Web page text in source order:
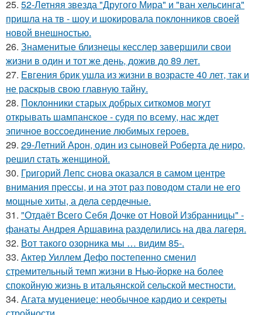
25. 52-Летняя звезда "Другого Мира" и "ван хельсинга"
пришла на тв - шоу и шокировала поклонников своей
новой внешностью.
26. Знаменитые близнецы кесслер завершили свои
жизни в один и тот же день, дожив до 89 лет.
27. Евгения брик ушла из жизни в возрасте 40 лет, так и
не раскрыв свою главную тайну.
28. Поклонники старых добрых ситкомов могут
открывать шампанское - судя по всему, нас ждет
эпичное воссоединение любимых героев.
29. 29-Летний Арон, один из сыновей Роберта де ниро,
решил стать женщиной.
30. Григорий Лепс снова оказался в самом центре
внимания прессы, и на этот раз поводом стали не его
мощные хиты, а дела сердечные.
31. "Отдаёт Всего Себя Дочке от Новой Избранницы" -
фанаты Андрея Аршавина разделились на два лагеря.
32. Вот такого озорника мы … видим 85-.
33. Актер Уиллем Дефо постепенно сменил
стремительный темп жизни в Нью-йорке на более
спокойную жизнь в итальянской сельской местности.
34. Агата муцениеце: необычное кардио и секреты